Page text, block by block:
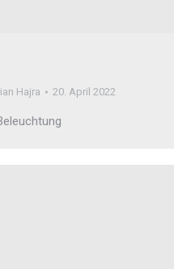
Hajra 20. April 2022